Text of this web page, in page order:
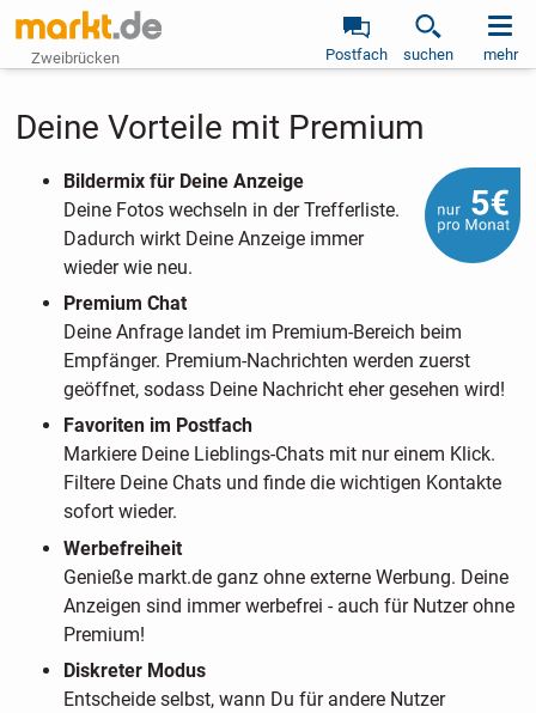
Zweibrücken Postfach suchen mehr
Deine Vorteile mit Premium
Bildermix für Deine Anzeige
Deine Fotos wechseln in der Trefferliste.
Dadurch wirkt Deine Anzeige immer
wieder wie neu.
Premium Chat
Deine Anfrage landet im Premium-Bereich beim
Empfänger. Premium-Nachrichten werden zuerst
geöffnet, sodass Deine Nachricht eher gesehen wird!
Favoriten im Postfach
Markiere Deine Lieblings-Chats mit nur einem Klick.
Filtere Deine Chats und finde die wichtigen Kontakte
sofort wieder.
Werbefreiheit
Genieße markt.de ganz ohne externe Werbung. Deine
Anzeigen sind immer werbefrei - auch für Nutzer ohne
Premium!
Diskreter Modus
Entscheide selbst, wann Du für andere Nutzer